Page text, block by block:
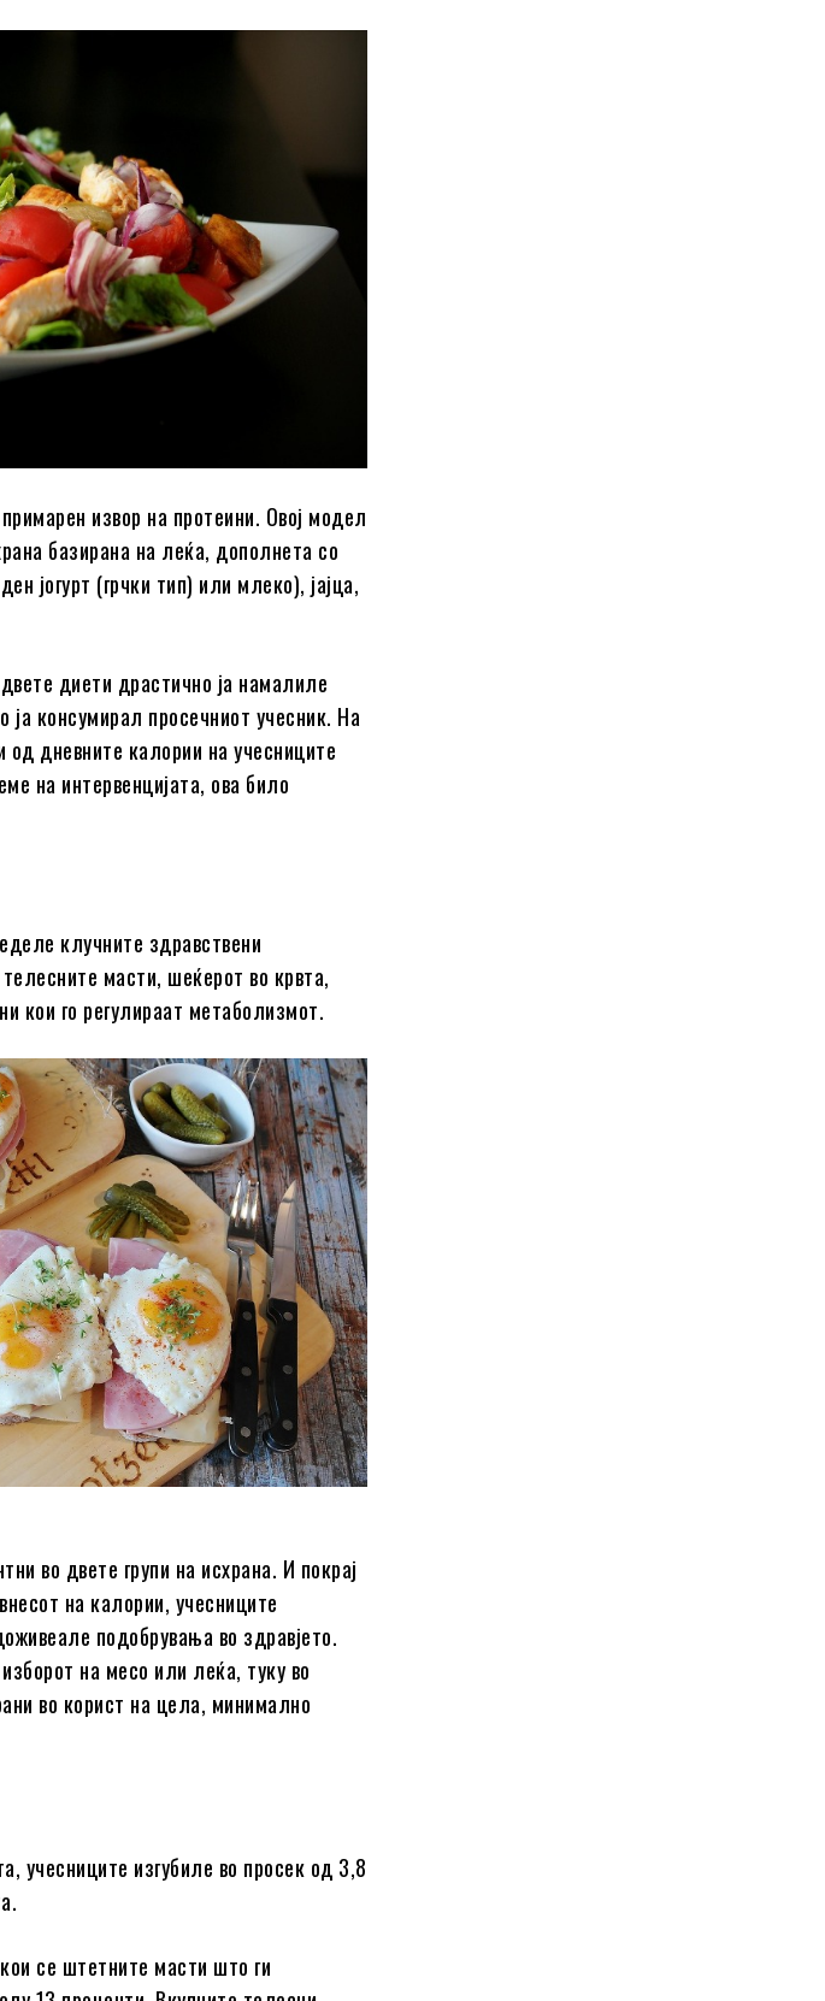
извор на протеини. Овој модел
базирана на леќа, дополнета со
јогурт (грчки тип) или млеко), јајца,
диети драстично ја намалиле
консумирал просечниот учесник. На
од дневните калории на учесниците
на интервенцијата, ова било
клучните здравствени
масти, шеќерот во крвта,
кои го регулираат метаболизмот.
во двете групи на исхрана. И покрај
на калории, учесниците
подобрувања во здравјето.
на месо или леќа, туку во
во корист на цела, минимално
учесниците изгубиле во просек од 3,8
се штетните масти што ги